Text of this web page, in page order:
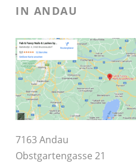
IN ANDAU
7163 Andau
Obstgartengasse 21